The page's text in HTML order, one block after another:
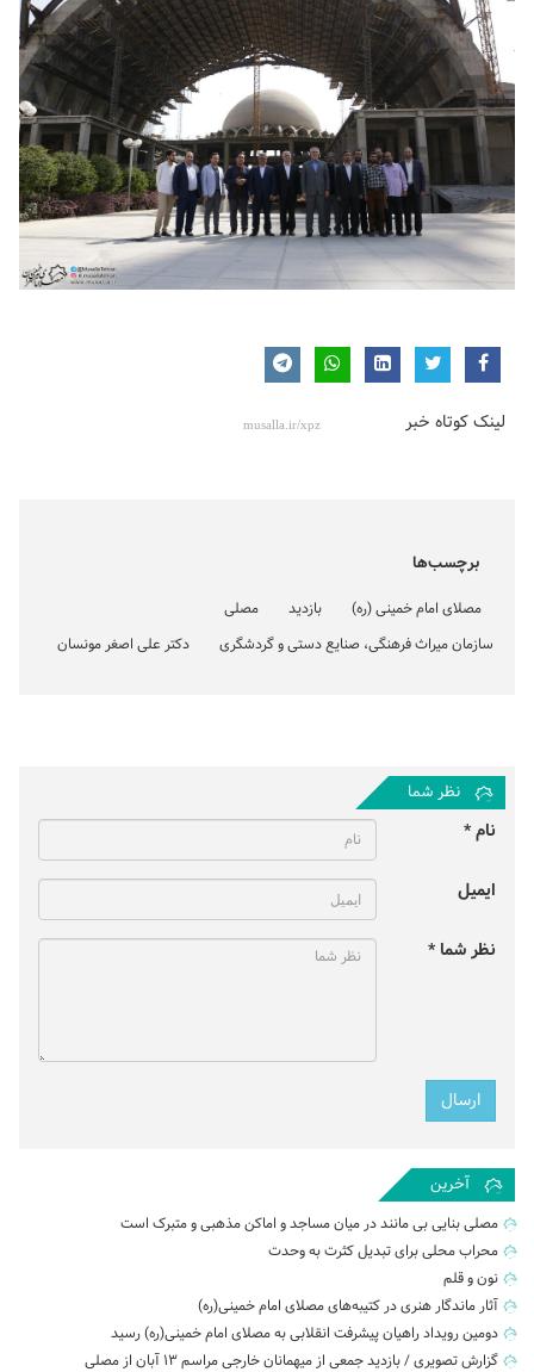
لینک کوتاه خبر
برچسب‌ها
مصلای امام خمینی (ره) بازدید
مصلی
سازمان میراث فرهنگی، صنایع دستی و گردشگری
دکتر علی اصغر مونسان
نظر شما
نام *
ایمیل
نظر شما *
آخرین
مصلی بنایی بی مانند در میان مساجد و اماکن مذهبی و متبرک است
محراب محلی برای تبدیل کثرت به وحدت
نون و قلم
آثار ماندگار هنری در کتیبه‌های مصلای امام خمینی(ره)
دومین رویداد راهیان پیشرفت انقلابی به مصلای امام خمینی(ره) رسید
گزارش تصویری / بازدید جمعی از میهمانان خارجی مراسم ۱۳ آبان از مصلی